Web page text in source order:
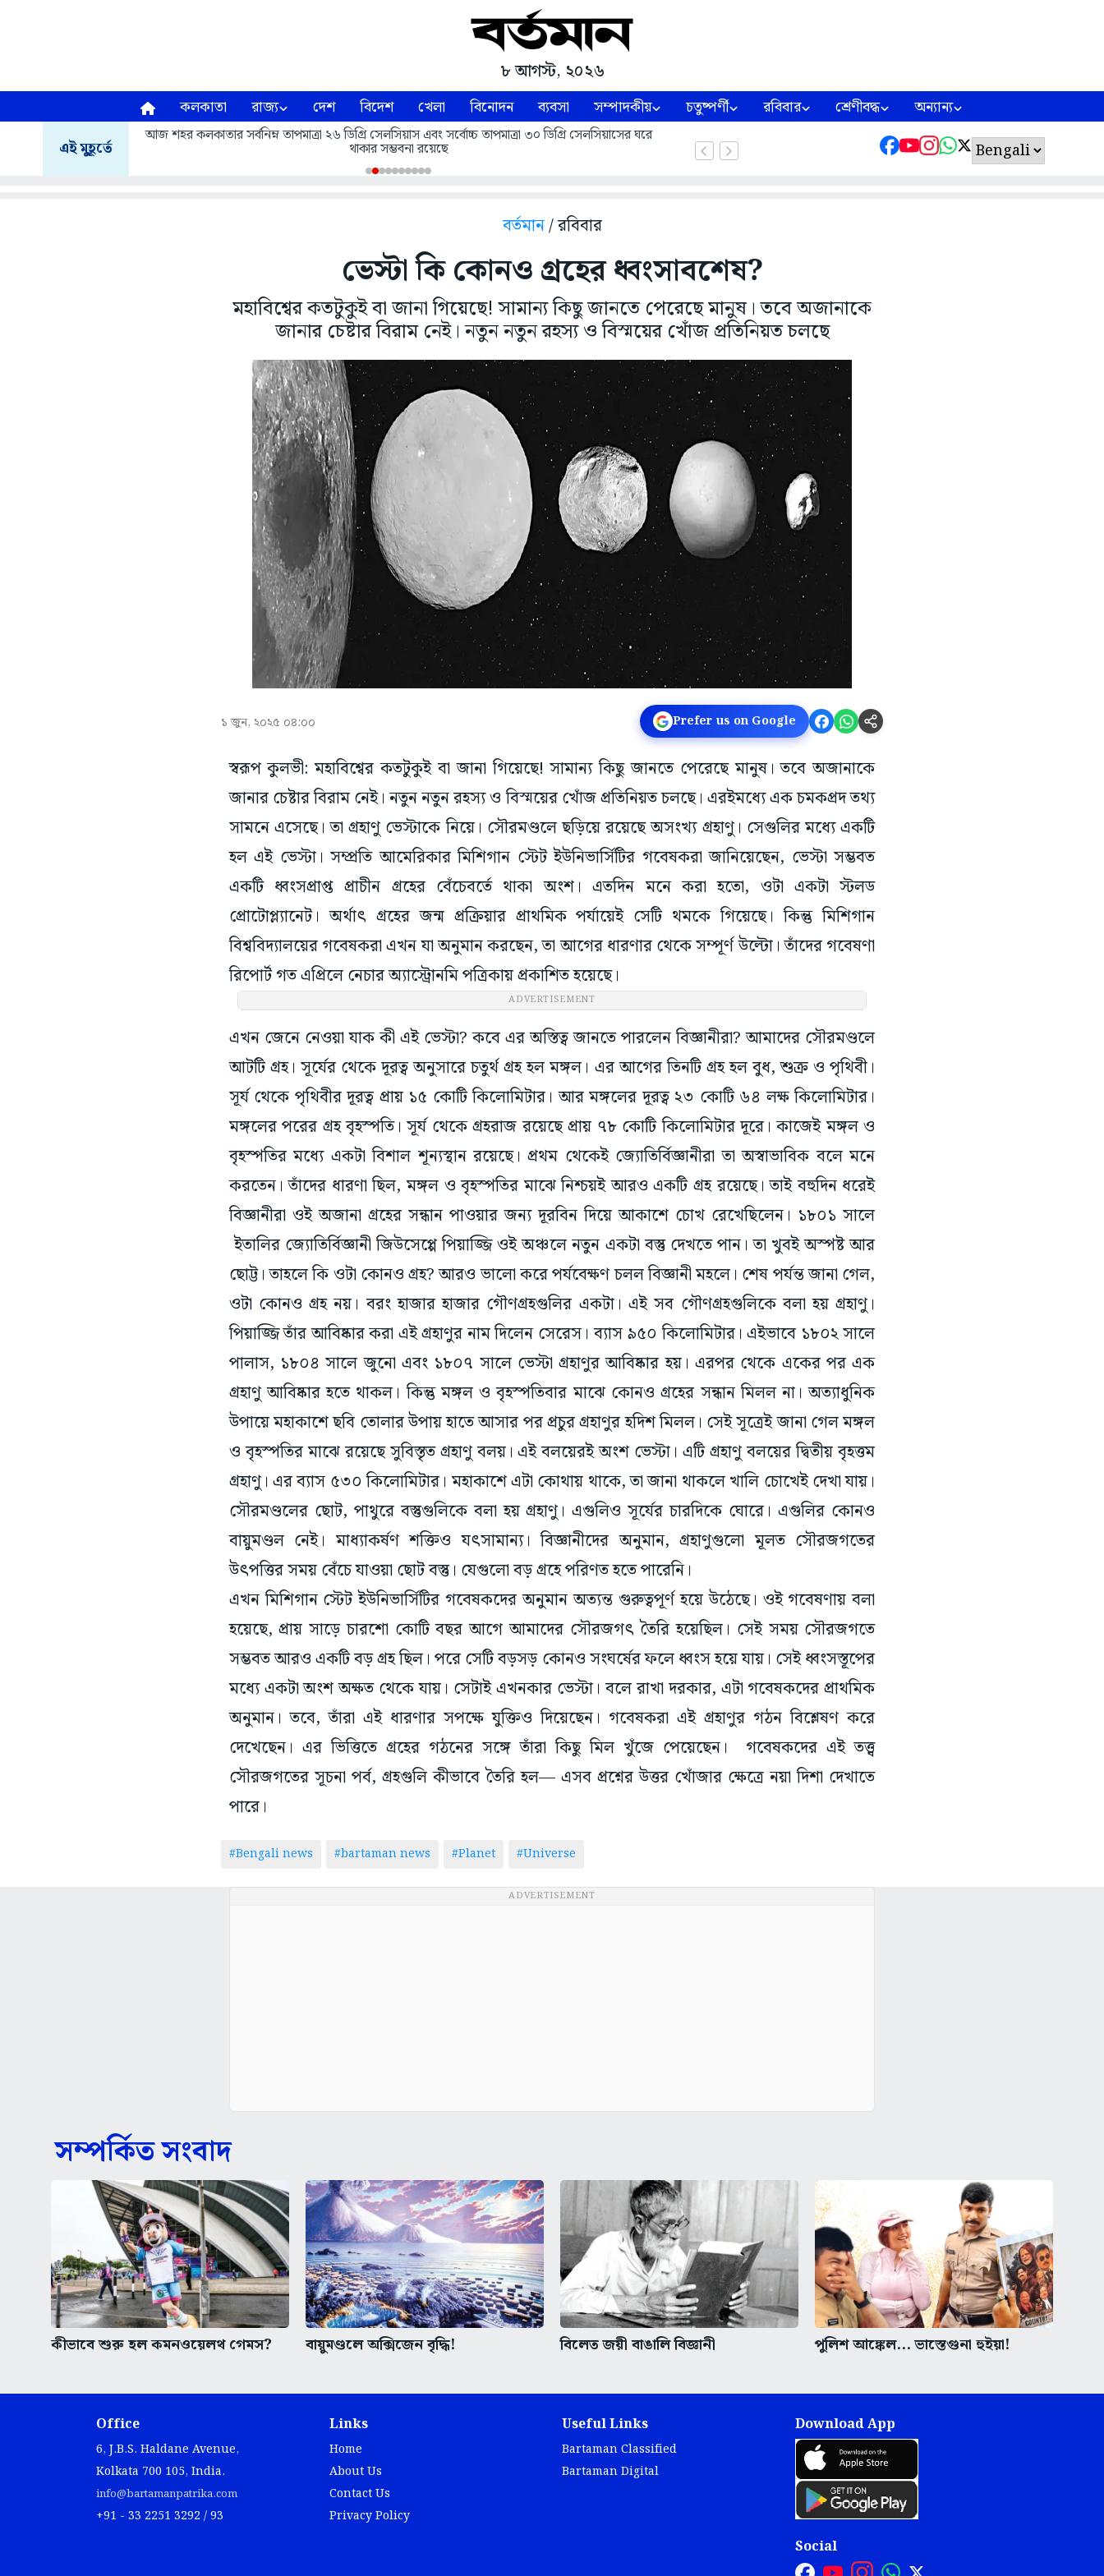
৮ আগস্ট, ২০২৬
কলকাতা রাজ্য দেশ বিদেশ খেলা বিনোদন ব্যবসা সম্পাদকীয় চতুষ্পর্ণী রবিবার শ্রেণীবদ্ধ অন্যান্য
এই মুহূর্তে
আজ শহর কলকাতার সর্বনিম্ন তাপমাত্রা ২৬ ডিগ্রি সেলসিয়াস এবং সর্বোচ্চ তাপমাত্রা ৩০ ডিগ্রি সেলসিয়াসের ঘরে
থাকার সম্ভবনা রয়েছে
বর্তমান/ রবিবার
ভেস্টা কি কোনও গ্রহের ধ্বংসাবশেষ?
মহাবিশ্বের কতটুকুই বা জানা গিয়েছে! সামান্য কিছু জানতে পেরেছে মানুষ। তবে অজানাকে
জানার চেষ্টার বিরাম নেই। নতুন নতুন রহস্য ও বিস্ময়ের খোঁজ প্রতিনিয়ত চলছে
১ জুন, ২০২৫ ০৪:০০ Prefer us on Google
স্বরূপ কুলভী: মহাবিশ্বের কতটুকুই বা জানা গিয়েছে! সামান্য কিছু জানতে পেরেছে মানুষ। তবে অজানাকে
জানার চেষ্টার বিরাম নেই। নতুন নতুন রহস্য ও বিস্ময়ের খোঁজ প্রতিনিয়ত চলছে। এরইমধ্যে এক চমকপ্রদ তথ্য
সামনে এসেছে। তা গ্রহাণু ভেস্টাকে নিয়ে। সৌরমণ্ডলে ছড়িয়ে রয়েছে অসংখ্য গ্রহাণু। সেগুলির মধ্যে একটি
হল এই ভেস্টা। সম্প্রতি আমেরিকার মিশিগান স্টেট ইউনিভার্সিটির গবেষকরা জানিয়েছেন, ভেস্টা সম্ভবত
একটি ধ্বংসপ্রাপ্ত প্রাচীন গ্রহের বেঁচেবর্তে থাকা অংশ। এতদিন মনে করা হতো, ওটা একটা স্টলড
প্রোটোপ্ল্যানেট। অর্থাৎ গ্রহের জন্ম প্রক্রিয়ার প্রাথমিক পর্যায়েই সেটি থমকে গিয়েছে। কিন্তু মিশিগান
বিশ্ববিদ্যালয়ের গবেষকরা এখন যা অনুমান করছেন, তা আগের ধারণার থেকে সম্পূর্ণ উল্টো। তাঁদের গবেষণা
রিপোর্ট গত এপ্রিলে নেচার অ্যাস্ট্রোনমি পত্রিকায় প্রকাশিত হয়েছে।
ADVERTISEMENT
এখন জেনে নেওয়া যাক কী এই ভেস্টা? কবে এর অস্তিত্ব জানতে পারলেন বিজ্ঞানীরা? আমাদের সৌরমণ্ডলে
আটটি গ্রহ। সূর্যের থেকে দূরত্ব অনুসারে চতুর্থ গ্রহ হল মঙ্গল। এর আগের তিনটি গ্রহ হল বুধ, শুক্র ও পৃথিবী।
সূর্য থেকে পৃথিবীর দূরত্ব প্রায় ১৫ কোটি কিলোমিটার। আর মঙ্গলের দূরত্ব ২৩ কোটি ৬৪ লক্ষ কিলোমিটার।
মঙ্গলের পরের গ্রহ বৃহস্পতি। সূর্য থেকে গ্রহরাজ রয়েছে প্রায় ৭৮ কোটি কিলোমিটার দূরে। কাজেই মঙ্গল ও
বৃহস্পতির মধ্যে একটা বিশাল শূন্যস্থান রয়েছে। প্রথম থেকেই জ্যোতির্বিজ্ঞানীরা তা অস্বাভাবিক বলে মনে
করতেন। তাঁদের ধারণা ছিল, মঙ্গল ও বৃহস্পতির মাঝে নিশ্চয়ই আরও একটি গ্রহ রয়েছে। তাই বহুদিন ধরেই
বিজ্ঞানীরা ওই অজানা গ্রহের সন্ধান পাওয়ার জন্য দূরবিন দিয়ে আকাশে চোখ রেখেছিলেন। ১৮০১ সালে
ইতালির জ্যোতির্বিজ্ঞানী জিউসেপ্পে পিয়াজ্জি ওই অঞ্চলে নতুন একটা বস্তু দেখতে পান। তা খুবই অস্পষ্ট আর
ছোট্ট। তাহলে কি ওটা কোনও গ্রহ? আরও ভালো করে পর্যবেক্ষণ চলল বিজ্ঞানী মহলে। শেষ পর্যন্ত জানা গেল,
ওটা কোনও গ্রহ নয়। বরং হাজার হাজার গৌণগ্রহগুলির একটা। এই সব গৌণগ্রহগুলিকে বলা হয় গ্রহাণু।
পিয়াজ্জি তাঁর আবিষ্কার করা এই গ্রহাণুর নাম দিলেন সেরেস। ব্যাস ৯৫০ কিলোমিটার। এইভাবে ১৮০২ সালে
পালাস, ১৮০৪ সালে জুনো এবং ১৮০৭ সালে ভেস্টা গ্রহাণুর আবিষ্কার হয়। এরপর থেকে একের পর এক
গ্রহাণু আবিষ্কার হতে থাকল। কিন্তু মঙ্গল ও বৃহস্পতিবার মাঝে কোনও গ্রহের সন্ধান মিলল না। অত্যাধুনিক
উপায়ে মহাকাশে ছবি তোলার উপায় হাতে আসার পর প্রচুর গ্রহাণুর হদিশ মিলল। সেই সূত্রেই জানা গেল মঙ্গল
ও বৃহস্পতির মাঝে রয়েছে সুবিস্তৃত গ্রহাণু বলয়। এই বলয়েরই অংশ ভেস্টা। এটি গ্রহাণু বলয়ের দ্বিতীয় বৃহত্তম
গ্রহাণু। এর ব্যাস ৫৩০ কিলোমিটার। মহাকাশে এটা কোথায় থাকে, তা জানা থাকলে খালি চোখেই দেখা যায়।
সৌরমণ্ডলের ছোট, পাথুরে বস্তুগুলিকে বলা হয় গ্রহাণু। এগুলিও সূর্যের চারদিকে ঘোরে। এগুলির কোনও
বায়ুমণ্ডল নেই। মাধ্যাকর্ষণ শক্তিও যৎসামান্য। বিজ্ঞানীদের অনুমান, গ্রহাণুগুলো মূলত সৌরজগতের
উৎপত্তির সময় বেঁচে যাওয়া ছোট বস্তু। যেগুলো বড় গ্রহে পরিণত হতে পারেনি।
এখন মিশিগান স্টেট ইউনিভার্সিটির গবেষকদের অনুমান অত্যন্ত গুরুত্বপূর্ণ হয়ে উঠেছে। ওই গবেষণায় বলা
হয়েছে, প্রায় সাড়ে চারশো কোটি বছর আগে আমাদের সৌরজগৎ তৈরি হয়েছিল। সেই সময় সৌরজগতে
সম্ভবত আরও একটি বড় গ্রহ ছিল। পরে সেটি বড়সড় কোনও সংঘর্ষের ফলে ধ্বংস হয়ে যায়। সেই ধ্বংসস্তূপের
মধ্যে একটা অংশ অক্ষত থেকে যায়। সেটাই এখনকার ভেস্টা। বলে রাখা দরকার, এটা গবেষকদের প্রাথমিক
অনুমান। তবে, তাঁরা এই ধারণার সপক্ষে যুক্তিও দিয়েছেন। গবেষকরা এই গ্রহাণুর গঠন বিশ্লেষণ করে
দেখেছেন। এর ভিত্তিতে গ্রহের গঠনের সঙ্গে তাঁরা কিছু মিল খুঁজে পেয়েছেন। গবেষকদের এই তত্ত্ব
সৌরজগতের সূচনা পর্ব, গ্রহগুলি কীভাবে তৈরি হল— এসব প্রশ্নের উত্তর খোঁজার ক্ষেত্রে নয়া দিশা দেখাতে
পারে।
#Bengali news #bartaman news #Planet #Universe
ADVERTISEMENT
সম্পর্কিত সংবাদ
কীভাবে শুরু হল কমনওয়েলথ গেমস? বায়ুমণ্ডলে অক্সিজেন বৃদ্ধি! বিলেত জয়ী বাঙালি বিজ্ঞানী পুলিশ আঙ্কেল... ভাস্তেগুনা হুইয়া!
Office
6, J.B.S. Haldane Avenue,
Kolkata 700 105, India.
info@bartamanpatrika.com
+91 - 33 2251 3292 / 93
Links
Home
About Us
Contact Us
Privacy Policy
Useful Links
Bartaman Classified
Bartaman Digital
Download App
Social